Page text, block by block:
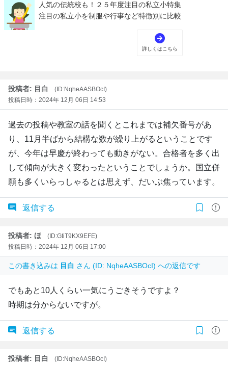
投稿者: 目白
(ID:NqheAASBOcI)
投稿日時：2024年 12月 06日 14:53
過去の投稿や教室の話を聞くとこれまでは補欠番号があ
り、11月半ばから結構な数が繰り上がるということです
が、今年は早慶が終わっても動きがない。合格者を多く出
して傾向が大きく変わったということでしょうか。国立併
願も多くいらっしゃるとは思えず、だいぶ焦っています。
返信する
投稿者: ほ
(ID:GtiT9KX9EFE)
投稿日時：2024年 12月 06日 17:00
この書き込みは 目白 さん (ID: NqheAASBOcI) への返信です
でもあと10人くらい一気にうごきそうですよ？
時期は分からないですが。
返信する
投稿者: 目白
(ID:NqheAASBOcI)